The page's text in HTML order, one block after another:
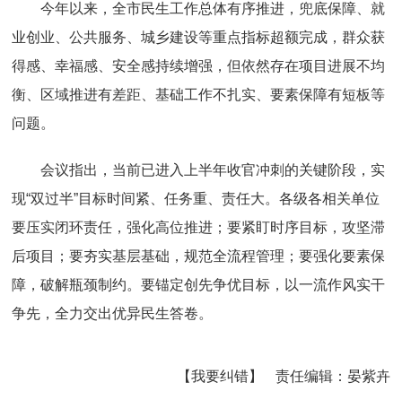
今年以来，全市民生工作总体有序推进，兜底保障、就
业创业、公共服务、城乡建设等重点指标超额完成，群众获
得感、幸福感、安全感持续增强，但依然存在项目进展不均
衡、区域推进有差距、基础工作不扎实、要素保障有短板等
问题。
会议指出，当前已进入上半年收官冲刺的关键阶段，实
现“双过半”目标时间紧、任务重、责任大。各级各相关单位
要压实闭环责任，强化高位推进；要紧盯时序目标，攻坚滞
后项目；要夯实基层基础，规范全流程管理；要强化要素保
障，破解瓶颈制约。要锚定创先争优目标，以一流作风实干
争先，全力交出优异民生答卷。
【我要纠错】 责任编辑： 晏紫卉